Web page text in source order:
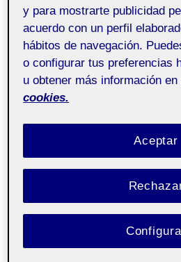
Iniciación a las
competencias TIC aula 3
Buenas Tardes Compañeros , es
deseo agradecer a mi equipo de
química que se formo al realizar
buena manera , y pensar que
última actividad , donde las
mejoras en nuestra
herramientas que nos permite
y para mostrarte publicidad
acuerdo con un perfil
hábitos de navegación.
o configurar tus preferencias
u obtener más información en
cookies.
Aceptar